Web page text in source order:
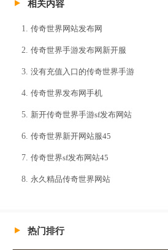
相关内容
传奇世界网站发布网
传奇世界手游发布网新开服
没有充值入口的传奇世界手游
传奇世界发布网手机
新开传奇世界手游sf发布网站
传奇世界新开网站服45
传奇世界sf发布网站45
永久精品传奇世界网站
热门排行